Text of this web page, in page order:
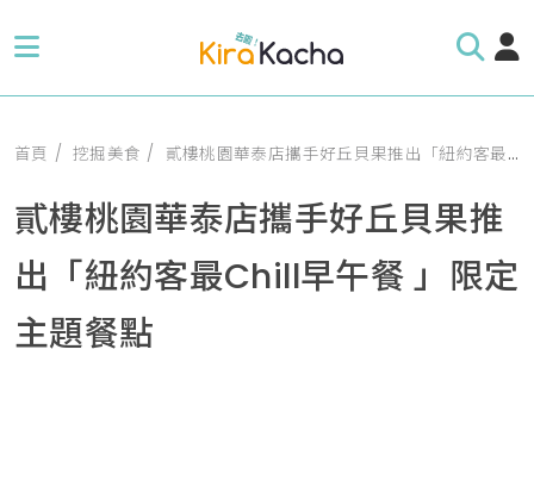
首頁 挖掘美食 貳樓桃園華泰店攜手好丘貝果推出「紐約客最Chill早午餐 」限定主題餐點
貳樓桃園華泰店攜手好丘貝果推
出「紐約客最Chill早午餐 」限定
主題餐點